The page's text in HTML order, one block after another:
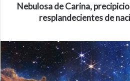
Nebulosa de Carina,
resplandecientes de